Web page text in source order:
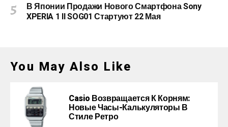
В Японии Продажи Нового Смартфона Sony
XPERIA 1 II SOG01 Стартуют 22 Мая
You May Also Like
Casio Возвращается К Корням:
Новые Часы-Калькуляторы В
Стиле Ретро